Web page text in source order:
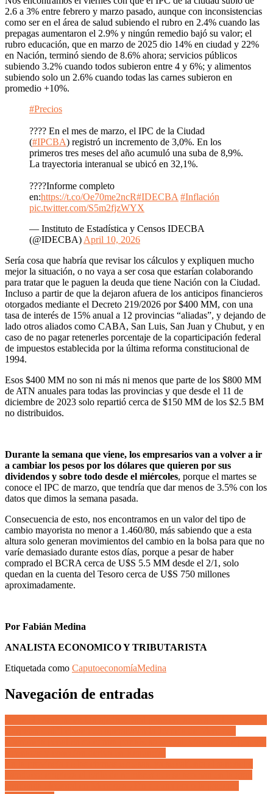
2.6 a 3% entre febrero y marzo pasado, aunque con inconsistencias
como ser en el área de salud subiendo el rubro en 2.4% cuando las
prepagas aumentaron el 2.9% y ningún remedio bajó su valor; el
rubro educación, que en marzo de 2025 dio 14% en ciudad y 22%
en Nación, terminó siendo de 8.6% ahora; servicios públicos
subiendo 3.2% cuando todos subieron entre 4 y 6%; y alimentos
subiendo solo un 2.6% cuando todas las carnes subieron en
promedio +10%.
#Precios
???? En el mes de marzo, el IPC de la Ciudad
(#IPCBA) registró un incremento de 3,0%. En los
primeros tres meses del año acumuló una suba de 8,9%.
La trayectoria interanual se ubicó en 32,1%.
????Informe completo
en:https://t.co/Oe70me2ncR#IDECBA #Inflación
pic.twitter.com/S5m2fjzWYX
— Instituto de Estadística y Censos IDECBA
(@IDECBA) April 10, 2026
Sería cosa que habría que revisar los cálculos y expliquen mucho
mejor la situación, o no vaya a ser cosa que estarían colaborando
para tratar que le paguen la deuda que tiene Nación con la Ciudad.
Incluso a partir de que la dejaron afuera de los anticipos financieros
otorgados mediante el Decreto 219/2026 por $400 MM, con una
tasa de interés de 15% anual a 12 provincias “aliadas”, y dejando de
lado otros aliados como CABA, San Luis, San Juan y Chubut, y en
caso de no pagar retenerles porcentaje de la coparticipación federal
de impuestos establecida por la última reforma constitucional de
1994.
Esos $400 MM no son ni más ni menos que parte de los $800 MM
de ATN anuales para todas las provincias y que desde el 11 de
diciembre de 2023 solo repartió cerca de $150 MM de los $2.5 BM
no distribuidos.
Durante la semana que viene, los empresarios van a volver a ir
a cambiar los pesos por los dólares que quieren por sus
dividendos y sobre todo desde el miércoles, porque el martes se
conoce el IPC de marzo, que tendría que dar menos de 3.5% con los
datos que dimos la semana pasada.
Consecuencia de esto, nos encontramos en un valor del tipo de
cambio mayorista no menor a 1.460/80, más sabiendo que a esta
altura solo generan movimientos del cambio en la bolsa para que no
varíe demasiado durante estos días, porque a pesar de haber
comprado el BCRA cerca de U$S 5.5 MM desde el 2/1, solo
quedan en la cuenta del Tesoro cerca de U$S 750 millones
aproximadamente.
Por Fabián Medina
ANALISTA ECONOMICO Y TRIBUTARISTA
Etiquetada como CaputoeconomíaMedina
Navegación de entradas